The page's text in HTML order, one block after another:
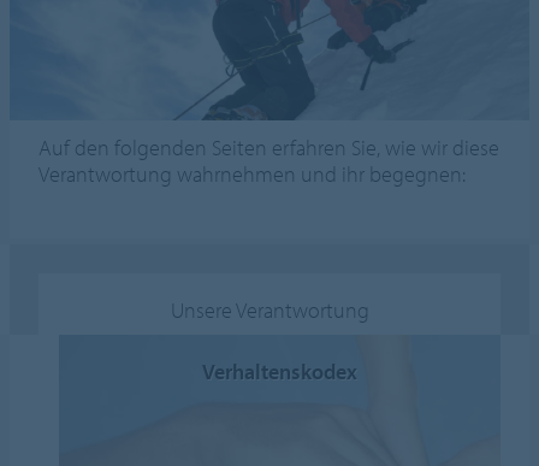
Auf den folgenden Seiten erfahren Sie, wie wir diese
Verantwortung wahrnehmen und ihr begegnen:
Unsere Verantwortung
Verhaltenskodex